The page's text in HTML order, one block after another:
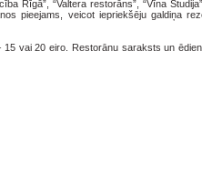
Rīgā”, “Valtera restorāns”, “Vīna
pieejams, veicot iepriekšēju galdiņa
vai 20 eiro. Restorānu saraksts un